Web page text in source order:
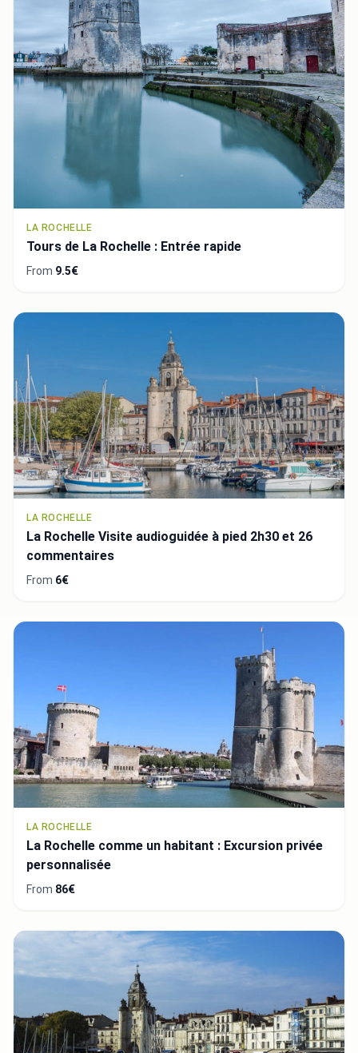
LA ROCHELLE
Tours de La Rochelle : Entrée rapide
From 9.5€
LA ROCHELLE
La Rochelle Visite audioguidée à pied 2h30 et 26
commentaires
From 6€
LA ROCHELLE
La Rochelle comme un habitant : Excursion privée
personnalisée
From 86€